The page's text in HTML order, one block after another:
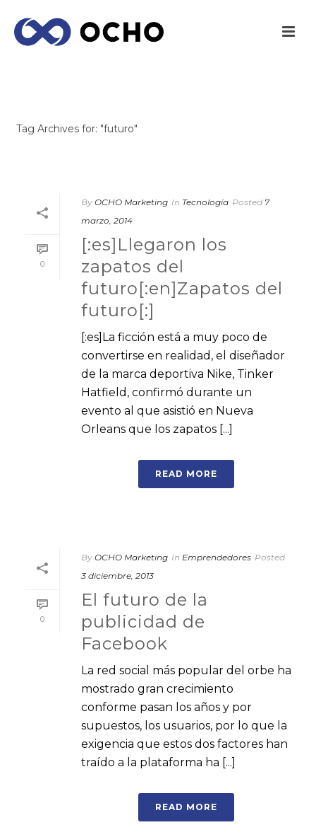
Tag Archives for: "futuro"
0
By OCHO Marketing In Tecnología Posted 7
marzo, 2014
[:es]Llegaron los
zapatos del
futuro[:en]Zapatos del
futuro[:]
[:es]La ficción está a muy poco de
convertirse en realidad, el diseñador
de la marca deportiva Nike, Tinker
Hatfield, confirmó durante un
evento al que asistió en Nueva
Orleans que los zapatos [...]
READ MORE
0
By OCHO Marketing In Emprendedores Posted
3 diciembre, 2013
El futuro de la
publicidad de
Facebook
La red social más popular del orbe ha
mostrado gran crecimiento
conforme pasan los años y por
supuestos, los usuarios, por lo que la
exigencia que estos dos factores han
traído a la plataforma ha [...]
READ MORE